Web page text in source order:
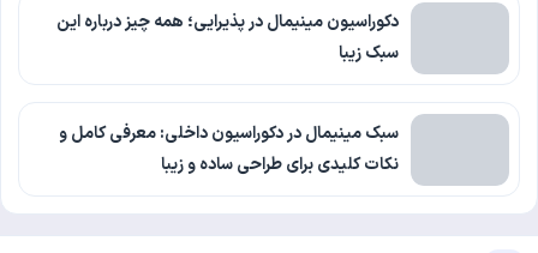
دکوراسیون مینیمال در پذیرایی؛ همه چیز درباره این
سبک زیبا
سبک مینیمال در دکوراسیون داخلی: معرفی کامل و
نکات کلیدی برای طراحی ساده و زیبا